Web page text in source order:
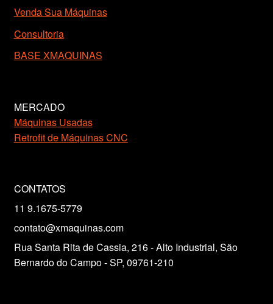
Venda Sua Máquinas
Consultoria
BASE XMAQUINAS
MERCADO
Máquinas Usadas
Retrofit de Máquinas CNC
CONTATOS
11 9.1675-5779
contato@xmaquinas.com
Rua Santa Rita de Cassia, 216 - Alto Industrial, São
Bernardo do Campo - SP, 09761-210